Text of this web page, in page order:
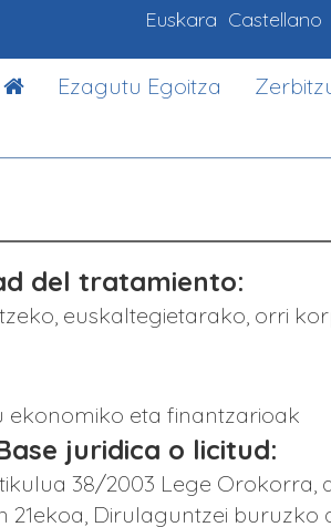
Euskara Castellano
Ezagutu Egoitza
del tratamiento:
euskaltegietarako, orri
eta finantzarioak
juridica o licitud:
38/2003 Lege Orokorra,
Dirulaguntzei buruzko